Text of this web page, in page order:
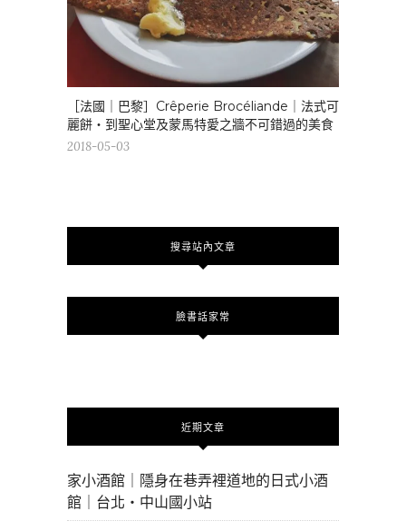
［法國｜巴黎］Crêperie Brocéliande｜法式可
麗餅・到聖心堂及蒙馬特愛之牆不可錯過的美食
2018-05-03
搜尋站內文章
臉書話家常
近期文章
家小酒館｜隱身在巷弄裡道地的日式小酒
館｜台北・中山國小站